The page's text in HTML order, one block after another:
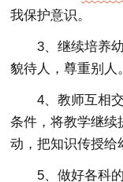
我保护意识。
3、继续培养
貌待人，尊重别人。
4、教师互相
条件，将教学继续
动，把知识传授给
5、做好各科